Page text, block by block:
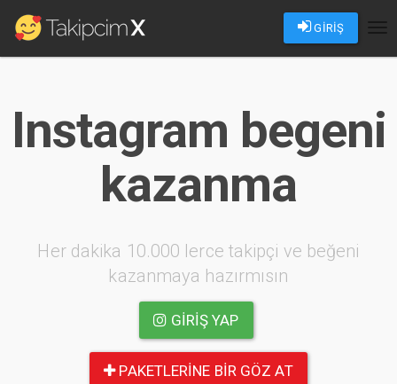
GİRİŞ
Instagram begeni
kazanma
Her dakika 10.000 lerce takipçi ve beğeni
kazanmaya hazırmısın
GIRIŞ YAP
PAKETLERINE BIR GÖZ AT